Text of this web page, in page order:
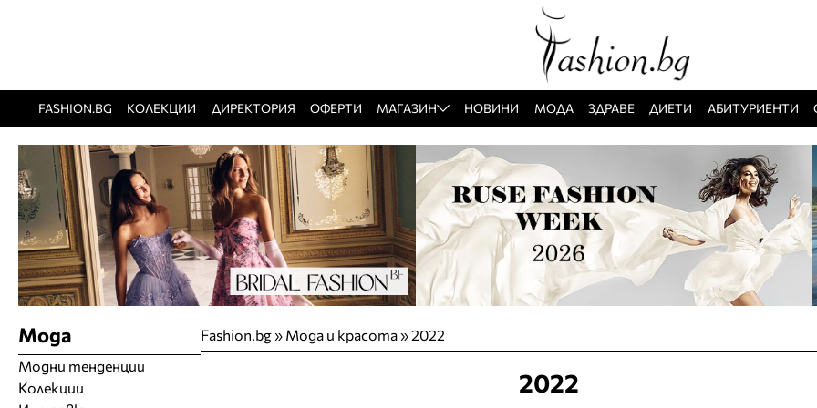
FASHION.BG КОЛЕКЦИИ ДИРЕКТОРИЯ ОФЕРТИ МАГАЗИН НОВИНИ МОДА ЗДРАВЕ ДИЕТИ АБИТУРИЕНТИ
Fashion.bg» Мода и красота»2022
2022
Мода
Модни тенденции
Колекции